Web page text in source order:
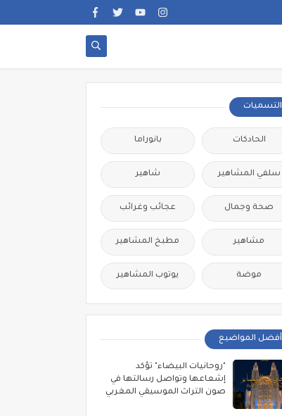
التسميات
الحادكات بانوراما
سلفي المشاهير شاهير
صحة وجمال عجائب وغرائب
مشاهير مطبخ المشاهير
موضة يوتوب المشاهير
أفضل المواضيع
"روحانيات البيضاء" تؤكد
إشعاعها وتواصل رسالتها في
صون التراث الموسيقي المغربي